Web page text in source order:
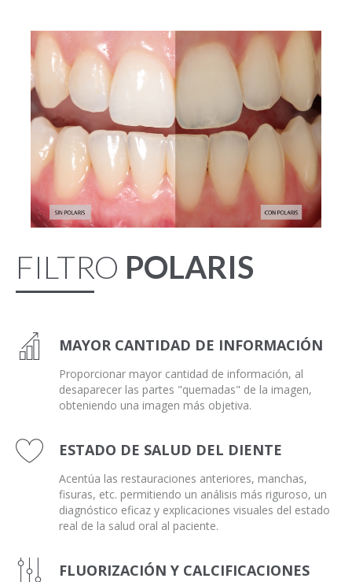
FILTRO POLARIS
MAYOR CANTIDAD DE INFORMACIÓN
Proporcionar mayor cantidad de información, al
desaparecer las partes "quemadas" de la imagen,
obteniendo una imagen más objetiva.
ESTADO DE SALUD DEL DIENTE
Acentúa las restauraciones anteriores, manchas,
fisuras, etc. permitiendo un análisis más riguroso, un
diagnóstico eficaz y explicaciones visuales del estado
real de la salud oral al paciente.
FLUORIZACIÓN Y CALCIFICACIONES